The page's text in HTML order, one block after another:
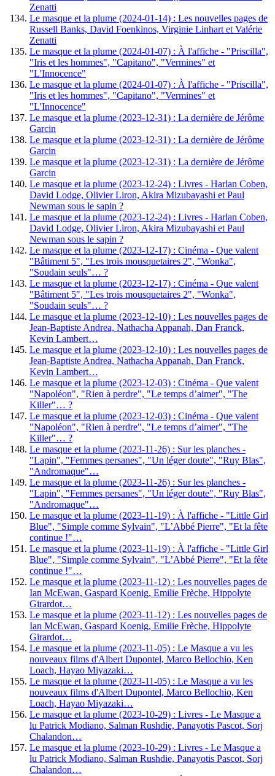
Zenatti
Le masque et la plume (2024-01-14) : Les nouvelles pages de
Russell Banks, David Foenkinos, Virginie Linhart et Valérie
Zenatti
Le masque et la plume (2024-01-07) : À l'affiche - "Priscilla",
"Iris et les hommes", "Capitano", "Vermines" et
"L'Innocence"
Le masque et la plume (2024-01-07) : À l'affiche - "Priscilla",
"Iris et les hommes", "Capitano", "Vermines" et
"L'Innocence"
Le masque et la plume (2023-12-31) : La dernière de Jérôme
Garcin
Le masque et la plume (2023-12-31) : La dernière de Jérôme
Garcin
Le masque et la plume (2023-12-31) : La dernière de Jérôme
Garcin
Le masque et la plume (2023-12-24) : Livres - Harlan Coben,
David Lodge, Olivier Liron, Akira Mizubayashi et Paul
Newman sous le sapin ?
Le masque et la plume (2023-12-24) : Livres - Harlan Coben,
David Lodge, Olivier Liron, Akira Mizubayashi et Paul
Newman sous le sapin ?
Le masque et la plume (2023-12-17) : Cinéma - Que valent
"Bâtiment 5", "Les trois mousquetaires 2", "Wonka",
"Soudain seuls"… ?
Le masque et la plume (2023-12-17) : Cinéma - Que valent
"Bâtiment 5", "Les trois mousquetaires 2", "Wonka",
"Soudain seuls"… ?
Le masque et la plume (2023-12-10) : Les nouvelles pages de
Jean-Baptiste Andrea, Nathacha Appanah, Dan Franck,
Kevin Lambert…
Le masque et la plume (2023-12-10) : Les nouvelles pages de
Jean-Baptiste Andrea, Nathacha Appanah, Dan Franck,
Kevin Lambert…
Le masque et la plume (2023-12-03) : Cinéma - Que valent
"Napoléon", "Rien à perdre", "Le temps d’aimer", "The
Killer"… ?
Le masque et la plume (2023-12-03) : Cinéma - Que valent
"Napoléon", "Rien à perdre", "Le temps d’aimer", "The
Killer"… ?
Le masque et la plume (2023-11-26) : Sur les planches -
"Lapin", "Femmes persanes", "Un léger doute", "Ruy Blas",
"Andromaque"…
Le masque et la plume (2023-11-26) : Sur les planches -
"Lapin", "Femmes persanes", "Un léger doute", "Ruy Blas",
"Andromaque"…
Le masque et la plume (2023-11-19) : À l'affiche - "Little Girl
Blue", "Simple comme Sylvain", "L’Abbé Pierre", "Et la fête
continue !"…
Le masque et la plume (2023-11-19) : À l'affiche - "Little Girl
Blue", "Simple comme Sylvain", "L’Abbé Pierre", "Et la fête
continue !"…
Le masque et la plume (2023-11-12) : Les nouvelles pages de
Ian McEwan, Gaspard Koenig, Emilie Frèche, Hippolyte
Girardot…
Le masque et la plume (2023-11-12) : Les nouvelles pages de
Ian McEwan, Gaspard Koenig, Emilie Frèche, Hippolyte
Girardot…
Le masque et la plume (2023-11-05) : Le Masque a vu les
nouveaux films d'Albert Dupontel, Marco Bellochio, Ken
Loach, Hayao Miyazaki…
Le masque et la plume (2023-11-05) : Le Masque a vu les
nouveaux films d'Albert Dupontel, Marco Bellochio, Ken
Loach, Hayao Miyazaki…
Le masque et la plume (2023-10-29) : Livres - Le Masque a
lu Patrick Modiano, Salman Rushdie, Panayotis Pascot, Sorj
Chalandon…
Le masque et la plume (2023-10-29) : Livres - Le Masque a
lu Patrick Modiano, Salman Rushdie, Panayotis Pascot, Sorj
Chalandon…